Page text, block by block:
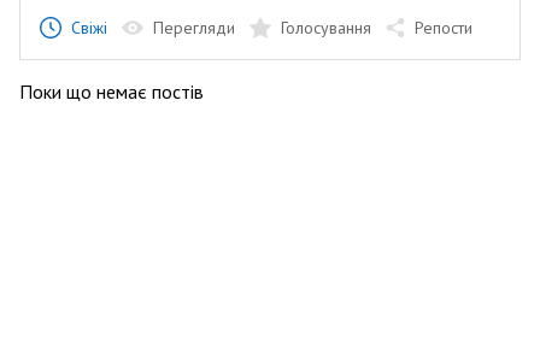
Свіжі Перегляди Голосування Репости
Поки що немає постів